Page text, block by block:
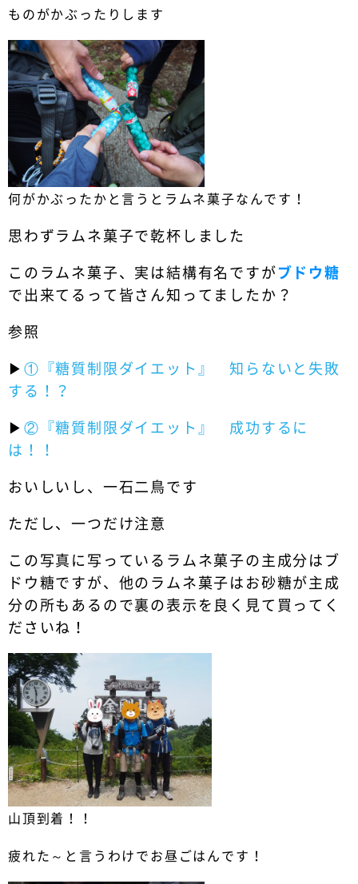
ものがかぶったりします
何がかぶったかと言うとラムネ菓子なんです！
思わずラムネ菓子で乾杯しました
このラムネ菓子、実は結構有名ですが ブドウ糖
で出来てるって皆さん知ってましたか？
参照
▶︎ ①『糖質制限ダイエット』 知らないと失敗
する！？
▶︎ ②『糖質制限ダイエット』 成功するに
は！！
おいしいし、一石二鳥です
ただし、一つだけ注意
この写真に写っているラムネ菓子の主成分はブ
ドウ糖ですが、他のラムネ菓子はお砂糖が主成
分の所もあるので裏の表示を良く見て買ってく
ださいね！
山頂到着！！
疲れた～と言うわけでお昼ごはんです！